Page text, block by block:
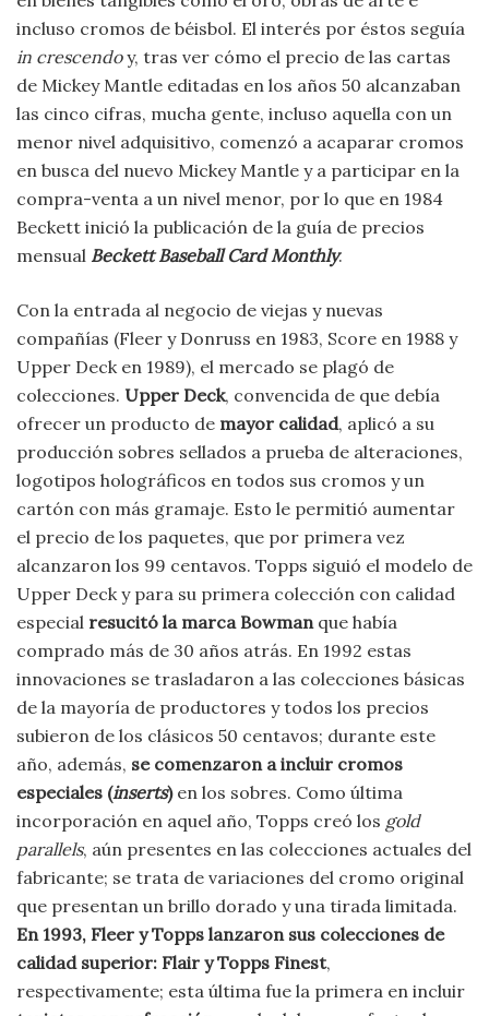
incluso cromos de béisbol. El interés por éstos seguía
in crescendoy, tras ver cómo el precio de las cartas
de Mickey Mantle editadas en los años 50 alcanzaban
las cinco cifras, mucha gente, incluso aquella con un
menor nivel adquisitivo, comenzó a acaparar cromos
en busca del nuevo Mickey Mantle y a participar en la
compra-venta a un nivel menor, por lo que en 1984
Beckett inició la publicación de la guía de precios
mensual Beckett Baseball Card Monthly.
Con la entrada al negocio de viejas y nuevas
compañías (Fleer y Donruss en 1983, Score en 1988 y
Upper Deck en 1989), el mercado se plagó de
colecciones. Upper Deck, convencida de que debía
ofrecer un producto de mayor calidad, aplicó a su
producción sobres sellados a prueba de alteraciones,
logotipos holográficos en todos sus cromos y un
cartón con más gramaje. Esto le permitió aumentar
el precio de los paquetes, que por primera vez
alcanzaron los 99 centavos. Topps siguió el modelo de
Upper Deck y para su primera colección con calidad
especial resucitó la marca Bowman que había
comprado más de 30 años atrás. En 1992 estas
innovaciones se trasladaron a las colecciones básicas
de la mayoría de productores y todos los precios
subieron de los clásicos 50 centavos; durante este
año, además, se comenzaron a incluir cromos
especiales (inserts)en los sobres. Como última
incorporación en aquel año, Topps creó los gold
parallels, aún presentes en las colecciones actuales del
fabricante; se trata de variaciones del cromo original
que presentan un brillo dorado y una tirada limitada.
En 1993, Fleer y Topps lanzaron sus colecciones de
calidad superior: Flair y Topps Finest,
respectivamente; esta última fue la primera en incluir